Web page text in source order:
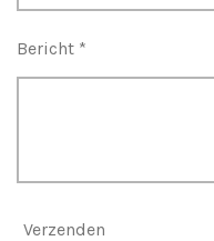
Bericht *
Verzenden